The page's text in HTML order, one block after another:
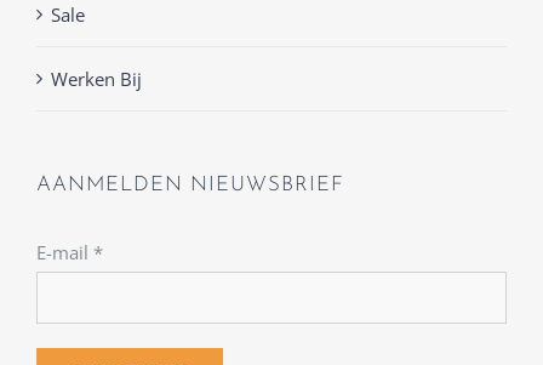
Sale
Werken Bij
AANMELDEN NIEUWSBRIEF
E-mail *